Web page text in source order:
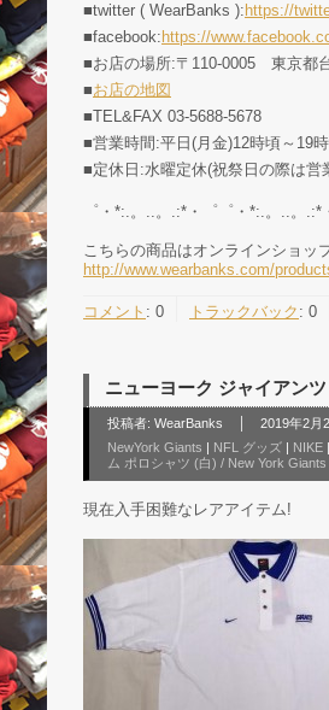
■twitter ( WearBanks ): https://
■facebook: https://
■お店の場所:〒110-0005 東京都
■お店の地図
■TEL&FAX 03-5688-5678
■営業時間:平日(月金)12時頃～19
■定休日:水曜定休(祝祭日の際は営
゜・*:.。..。.:*・゜゜・*:.。..。
こちらの商品はオンラインショッ
http://www.wearbanks.com/
コメント : 0 トラックバック : 0
ニューヨーク ジャイアン
投稿者: WearBanks 2019年2月
NewYork Giants | NFL グッズ | NIKE |
ム ポロシャツ (白) / New York Giants
現在入手困難なレアアイテム!